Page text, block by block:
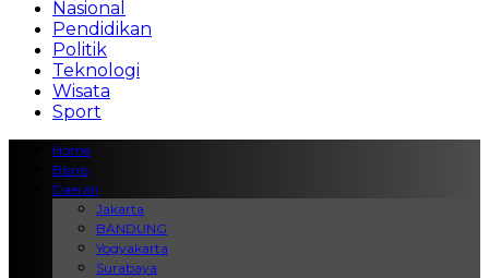
Nasional
Pendidikan
Politik
Teknologi
Wisata
Sport
Home
Bisnis
Daerah
Jakarta
BANDUNG
Yogyakarta
Surabaya